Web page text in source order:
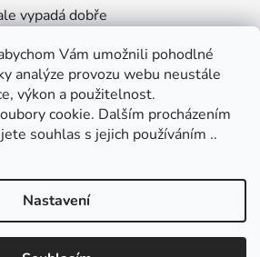
Vám umožnili pohodlné
analýze provozu webu neustále
výkon a použitelnost.
cookie. Dalším procházením
souhlas s jejich používáním ..
Nastavení
vypadá dobře
dobu na sezónu
Vytvořil Shoptet